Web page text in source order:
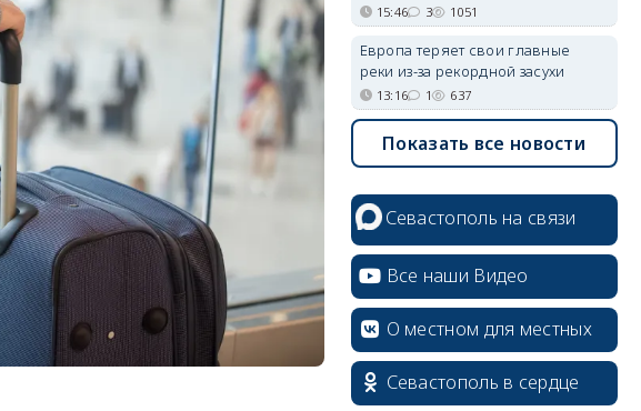
15:46 3 1051
Европа теряет свои главные
реки из-за рекордной засухи
13:16 1 637
Показать все новости
Севастополь на связи
Все наши Видео
О местном для местных
Севастополь в сердце
erid: 2SDnjcrDNw6
erid: 2SDnjdPjgYS